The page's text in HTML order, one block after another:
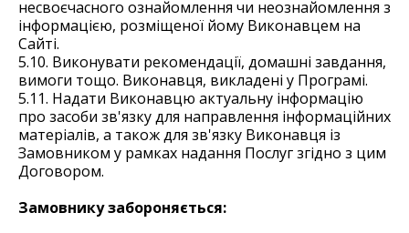
несвоєчасного ознайомлення чи неознайомлення з
інформацією, розміщеної йому Виконавцем на
Сайті.
5.10. Виконувати рекомендації, домашні завдання,
вимоги тощо. Виконавця, викладені у Програмі.
5.11. Надати Виконавцю актуальну інформацію
про засоби зв'язку для направлення інформаційних
матеріалів, а також для зв'язку Виконавця із
Замовником у рамках надання Послуг згідно з цим
Договором.
Замовнику забороняється: